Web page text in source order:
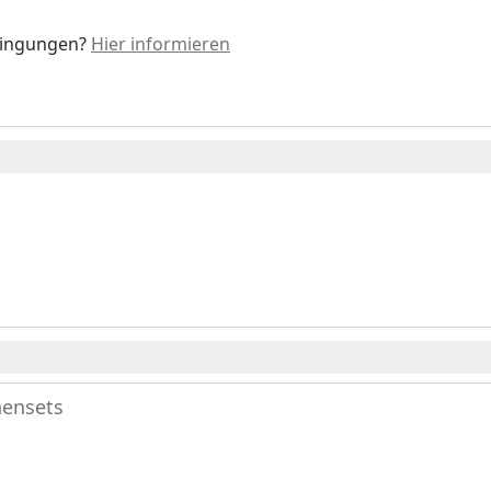
Hier informieren